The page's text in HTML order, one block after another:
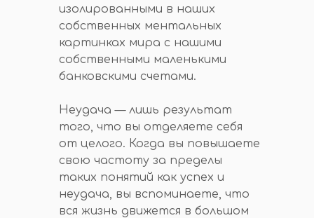
изолированными в наших
собственных ментальных
картинках мира с нашими
собственными маленькими
банковскими счетами.
Неудача — лишь результат
того, что вы отделяете себя
от целого. Когда вы повышаете
свою частоту за пределы
таких понятий как успех и
неудача, вы вспоминаете, что
вся жизнь движется в большом